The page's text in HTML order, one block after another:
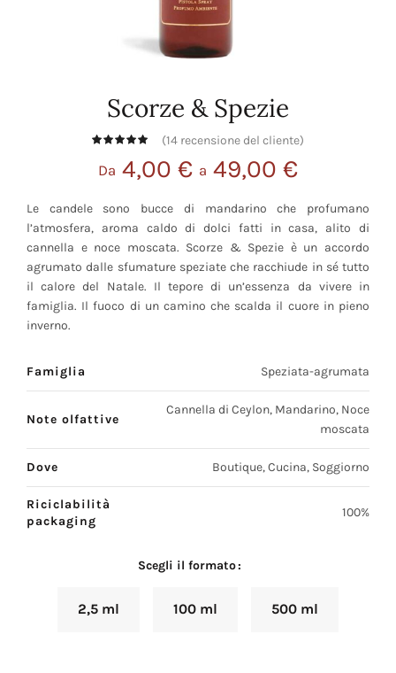
Scorze & Spezie
(14 recensione del cliente)
Da 4,00 € a 49,00 €
Le candele sono bucce di mandarino che profumano
l’atmosfera, aroma caldo di dolci fatti in casa, alito di
cannella e noce moscata. Scorze & Spezie è un accordo
agrumato dalle sfumature speziate che racchiude in sé tutto
il calore del Natale. Il tepore di un’essenza da vivere in
famiglia. Il fuoco di un camino che scalda il cuore in pieno
inverno.
Famiglia Speziata-agrumata
Note olfattive
Cannella di Ceylon, Mandarino, Noce
moscata
Dove Boutique, Cucina, Soggiorno
Riciclabilità
packaging
100%
Scegli il formato
2,5 ml 100 ml 500 ml